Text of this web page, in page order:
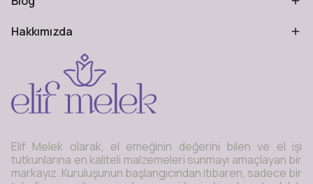
Hakkımızda
Elif Melek olarak, el emeğinin değerini bilen ve el işi
tutkunlarına en kaliteli malzemeleri sunmayı amaçlayan bir
markayız. Kuruluşunun başlangıcından itibaren, sadece bir